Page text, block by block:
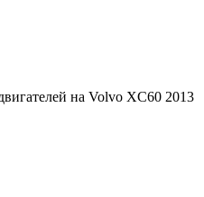
на Volvo XC60 2013